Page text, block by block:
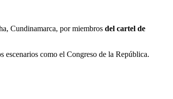
Cundinamarca, por miembros del cartel de
escenarios como el Congreso de la República.